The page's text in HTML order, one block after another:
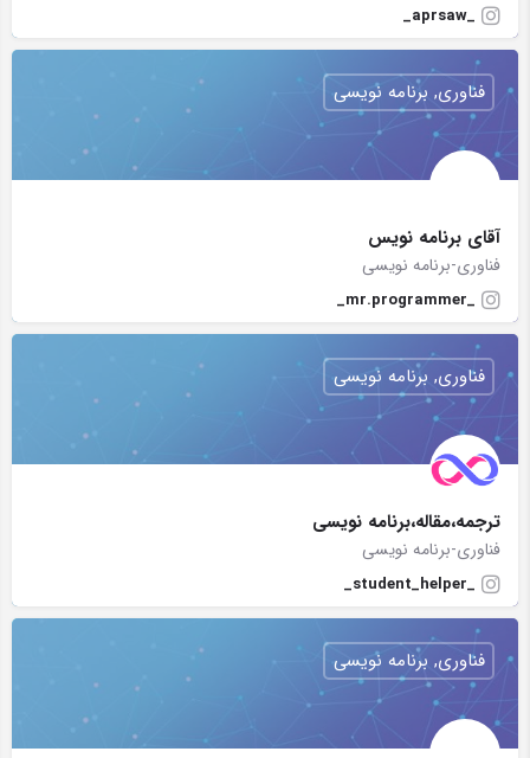
_aprsaw_
آقای برنامه نویس
فناوری-برنامه نویسی
_mr.programmer_
فناوری, برنامه نویسی
ترجمه،مقاله،برنامه نویسی
فناوری-برنامه نویسی
_student_helper_
فناوری, برنامه نویسی
فناوری, برنامه نویسی